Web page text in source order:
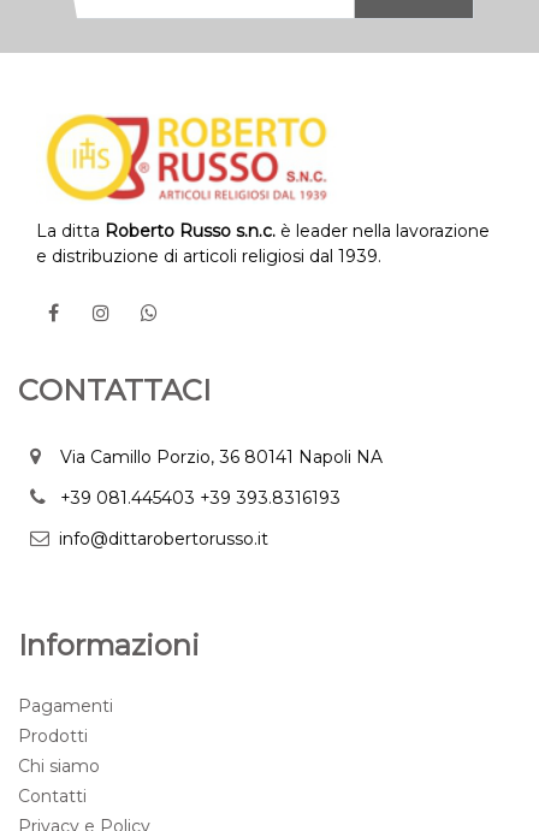
La ditta Roberto Russo s.n.c. è leader nella lavorazione
e distribuzione di articoli religiosi dal 1939.
CONTATTACI
Via Camillo Porzio, 36 80141 Napoli NA
+39 081.445403 +39 393.8316193
info@dittarobertorusso.it
Informazioni
Pagamenti
Prodotti
Chi siamo
Contatti
Privacy e Policy